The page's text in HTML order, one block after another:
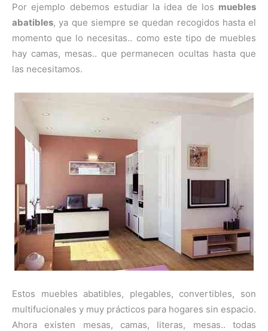
Por ejemplo debemos estudiar la idea de los muebles
abatibles, ya que siempre se quedan recogidos hasta el
momento que lo necesitas.. como este tipo de muebles
hay camas, mesas.. que permanecen ocultas hasta que
las necesitamos.
Estos muebles abatibles, plegables, convertibles, son
multifucionales y muy prácticos para hogares sin espacio.
Ahora existen mesas, camas, literas, mesas.. todas